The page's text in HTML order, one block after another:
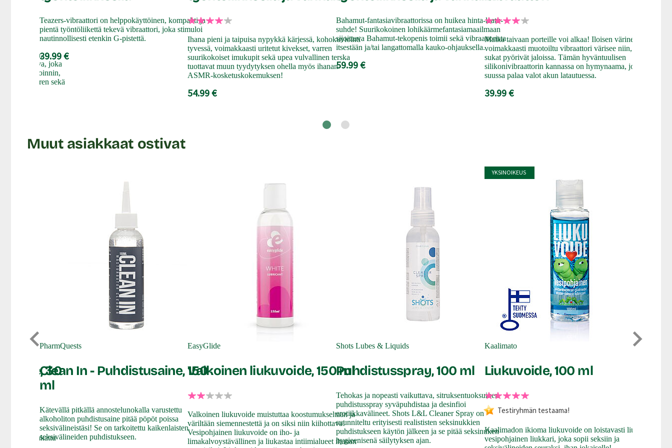
joka
stimuloinnin,
varren sekä
Teazers-vibraattori on helppokäyttöinen, kompakti ja
pientä työntöliikettä tekevä vibraattori, joka stimuloi
nautinnollisesti etenkin G-pistettä.
39.99 €
Ihana pieni ja taipuisa nypykkä kärjessä, kohokuviointi
tyvessä, voimakkaasti uritetut kivekset, varren
suurikokoiset imukupit sekä upea vulvallinen terska
tuottavat muun tyydytyksen ohella myös ihanan
ASMR-kosketuskokemuksen!
54.99 €
Bahamut-fantasiavibraattorissa on huikea hinta-laatu-
suhde! Suurikokoinen lohikäärmefantasiamaailmaan
sijoittuva Bahamut-tekopenis toimii sekä vibraattorista
itsestään ja/tai langattomalla kauko-ohjauksella.
59.99 €
Matka taivaan porteille voi alkaa! Iloisen värinen ja
voimakkaasti muotoiltu vibraattori värisee niin, että
sukat pyörivät jaloissa. Tämän hyväntuulisen
silikonivibraattorin kannassa on hymynaama, jonka
suussa palaa valot akun latautuessa.
39.99 €
Muut asiakkaat ostivat
30
tuubiin pakattu
PharmQuests
Clean In - Puhdistusaine, 150
ml
Kätevällä pitkällä annostelunokalla varustettu
alkoholiton puhdistusaine pitää pöpöt poissa
seksivälineistäsi! Se on tarkoitettu kaikenlaisten
seksivälineiden puhdistukseen.
EasyGlide
Valkoinen liukuvoide, 150 ml
Valkoinen liukuvoide muistuttaa koostumukseltaan ja
väriltään siemennestettä ja on siksi niin kiihottava!
Vesipohjainen liukuvoide on iho- ja
limakalvoystävällinen ja liukastaa intiimialueet ihanan
Shots Lubes & Liquids
Puhdistusspray, 100 ml
Tehokas ja nopeasti vaikuttava, sitruksentuoksuinen
puhdistusspray syväpuhdistaa ja desinfioi
erotiikkavälineet. Shots L&L Cleaner Spray on
suunniteltu erityisesti realististen seksinukkien
puhdistukseen käytön jälkeen ja se pitää seksinuken
hygieenisenä säilytyksen ajan.
YKSINOIKEUS
Kaalimato
Liukuvoide, 100 ml
Testiryhmän testaama!
Kaalimadon ikioma liukuvoide on loistavasti liukuva
vesipohjainen liukkari, joka sopii seksiin ja